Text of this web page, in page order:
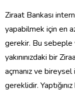
Ziraat Bankası
yapabilmek için en
gerekir. Bu sebeple
yakınınızdaki bir
açmanız ve bireysel
gereklidir.